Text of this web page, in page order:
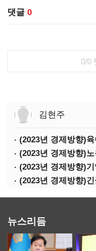
댓글 0
0/0
김현주
뉴스리듬